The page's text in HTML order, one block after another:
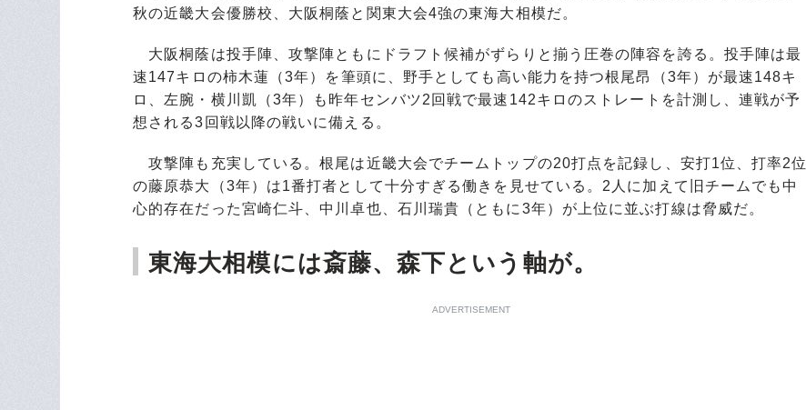
秋の近畿大会優勝校、大阪桐蔭と関東大会4強の東海大相模だ。
大阪桐蔭は投手陣、攻撃陣ともにドラフト候補がずらりと揃う圧巻の陣容を誇る。投手陣は最
速147キロの柿木蓮（3年）を筆頭に、野手としても高い能力を持つ根尾昂（3年）が最速148キ
ロ、左腕・横川凱（3年）も昨年センバツ2回戦で最速142キロのストレートを計測し、連戦が予
想される3回戦以降の戦いに備える。
攻撃陣も充実している。根尾は近畿大会でチームトップの20打点を記録し、安打1位、打率2位
の藤原恭大（3年）は1番打者として十分すぎる働きを見せている。2人に加えて旧チームでも中
心的存在だった宮崎仁斗、中川卓也、石川瑞貴（ともに3年）が上位に並ぶ打線は脅威だ。
東海大相模には斎藤、森下という軸が。
ADVERTISEMENT